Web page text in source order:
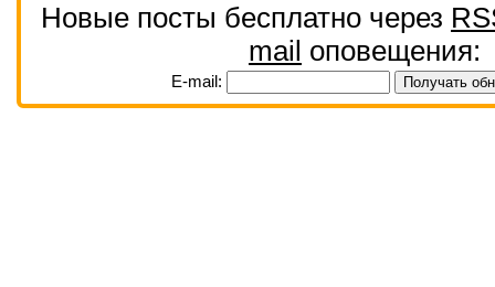
Новые посты бесплатно через
mail оповещения:
E-mail: